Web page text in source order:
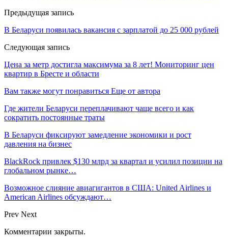
Предыдущая запись
В Беларуси появилась вакансия с зарплатой до 25 000 рублей
Следующая запись
Цена за метр достигла максимума за 8 лет! Мониторинг цен
квартир в Бресте и области
Вам также могут понравиться Еще от автора
Где жители Беларуси переплачивают чаще всего и как
сократить постоянные траты
В Беларуси фиксируют замедление экономики и рост
давления на бизнес
BlackRock привлек $130 млрд за квартал и усилил позиции на
глобальном рынке…
Возможное слияние авиагигантов в США: United Airlines и
American Airlines обсуждают…
Prev Next
Комментарии закрыты.